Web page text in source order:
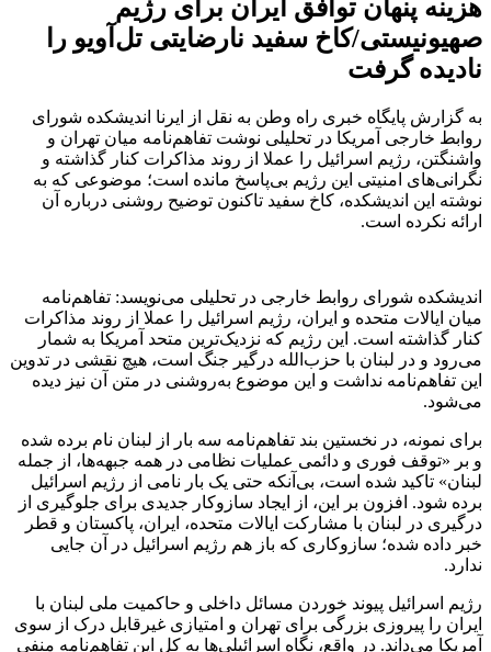
هزینه پنهان توافق ایران برای رژیم
صهیونیستی/کاخ سفید نارضایتی تل‌آویو را
نادیده گرفت
به گزارش پایگاه خبری راه وطن به نقل از ایرنا اندیشکده شورای
روابط خارجی آمریکا در تحلیلی نوشت تفاهم‌نامه میان تهران و
واشنگتن، رژیم اسرائیل را عملا از روند مذاکرات کنار گذاشته و
نگرانی‌های امنیتی این رژیم بی‌پاسخ مانده است؛ موضوعی که به
نوشته این اندیشکده، کاخ سفید تاکنون توضیح روشنی درباره آن
ارائه نکرده است.
اندیشکده شورای روابط خارجی در تحلیلی می‌نویسد: تفاهم‌نامه
میان ایالات متحده و ایران، رژیم اسرائیل را عملا از روند مذاکرات
کنار گذاشته است. این رژیم که نزدیک‌ترین متحد آمریکا به شمار
می‌رود و در لبنان با حزب‌الله درگیر جنگ است، هیچ نقشی در تدوین
این تفاهم‌نامه نداشت و این موضوع به‌روشنی در متن آن نیز دیده
می‌شود.
برای نمونه، در نخستین بند تفاهم‌نامه سه بار از لبنان نام برده شده
و بر «توقف فوری و دائمی عملیات نظامی در همه جبهه‌ها، از جمله
لبنان» تاکید شده است، بی‌آنکه حتی یک بار نامی از رژیم اسرائیل
برده شود. افزون بر این، از ایجاد سازوکار جدیدی برای جلوگیری از
درگیری در لبنان با مشارکت ایالات متحده، ایران، پاکستان و قطر
خبر داده شده؛ سازوکاری که باز هم رژیم اسرائیل در آن جایی
ندارد.
رژیم اسرائیل پیوند خوردن مسائل داخلی و حاکمیت ملی لبنان با
ایران را پیروزی بزرگی برای تهران و امتیازی غیرقابل درک از سوی
آمریکا می‌داند. در واقع، نگاه اسرائیلی‌ها به کل این تفاهم‌نامه منفی